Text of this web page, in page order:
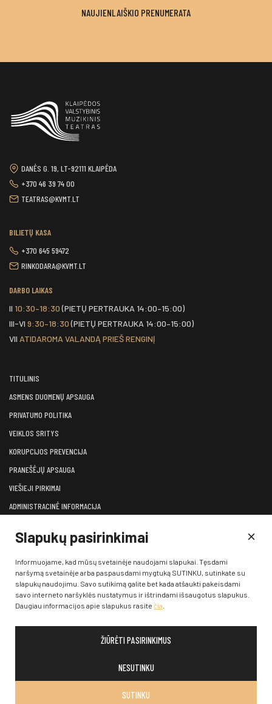
Slapukų pasirinkimai
Informuojame, kad mūsų svetainėje naudojami slapukai. Tęsdami
naršymą svetainėje arba paspausdami mygtuką SUTINKU, sutinkate su
slapukų naudojimu. Savo sutikimą galite bet kada atšaukti pakeisdami
savo interneto naršyklės nustatymus ir ištrindami išsaugotus slapukus.
Daugiau informacijos apie slapukus rasite čia
SUTINKU
NESUTINKU
ŽIŪRĖTI PASIRINKIMUS
NAUJIENLAIŠKIO PRENUMERATA
DANĖS G. 19, LT-92111 KLAIPĖDA
+370 46 39 74 00
TEATRAS@KVMT.LT
BILIETŲ KASA
+370 645 59472
RINKODARA@KVMT.LT
DARBO LAIKAS
II 10:30–18:30(PIETŲ PERTRAUKA 14:00–15:00)
III-VI 9:30–18:30(PIETŲ PERTRAUKA 14:00–15:00)
VII ATIDAROMA VALANDĄ PRIEŠ RENGINĮ
TITULINIS
ASMENS DUOMENŲ APSAUGA
PRIVATUMO POLITIKA
VEIKLOS SRITYS
KORUPCIJOS PREVENCIJA
PRANEŠĖJŲ APSAUGA
VIEŠIEJI PIRKIMAI
ADMINISTRACINĖ INFORMACIJA
ATVIRI DUOMENYS
KONSULTAVIMASIS SU VISUOMENE
KONTAKTAI